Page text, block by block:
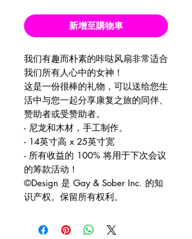
新增至購物車
我们有趣而朴素的咔哒风扇非常适合
我们所有人心中的女神！
这是一份很棒的礼物，可以送给您生
活中与您一起分享康复之旅的同伴、
赞助者或受赞助者。
- 尼龙和木材，手工制作。
- 14英寸高 x 25英寸宽
- 所有收益的 100% 将用于下次会议
的筹款活动！
©Design 是 Gay & Sober Inc. 的知
识产权。保留所有权利。